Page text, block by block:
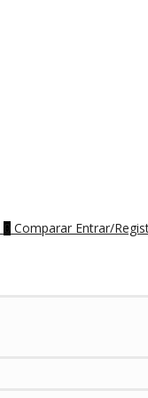
0 Comparar Entrar/